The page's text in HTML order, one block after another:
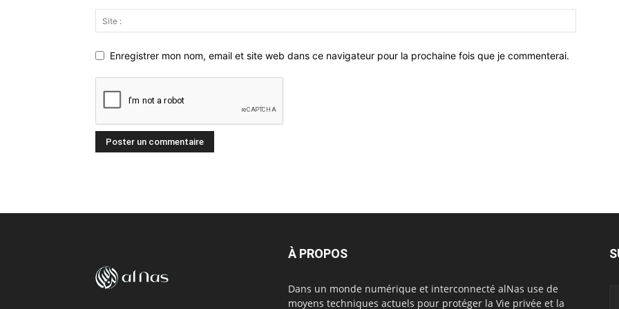
Enregistrer mon nom, email et site web dans ce navigateur pour la prochaine fois que je commenterai.
À PROPOS
Dans un monde numérique et interconnecté alNas use de
moyens techniques actuels pour protéger la Vie privée et la